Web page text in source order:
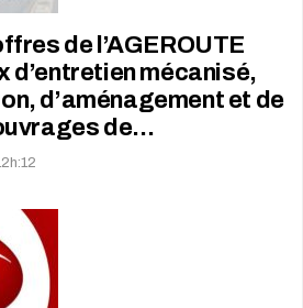
de l’AGEROUTE
d’entretien mécanisé,
d’aménagement et de
de…